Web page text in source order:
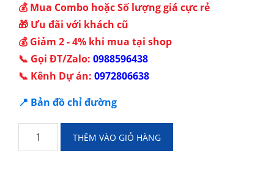
💰 Mua Combo hoặc Số lượng giá cực rẻ
🎁 Ưu đãi với khách cũ
💰 Giảm 2 - 4% khi mua tại shop
📞 Gọi ĐT/Zalo: 0988596438
📞 Kênh Dự án: 0972806638
📍 Bản đồ chỉ đường
chiên
THÊM VÀO GIỎ HÀNG